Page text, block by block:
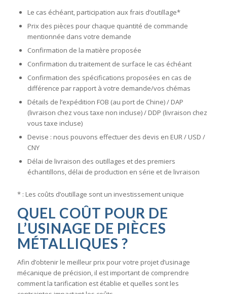
Le cas échéant, participation aux frais d’outillage*
Prix des pièces pour chaque quantité de commande
mentionnée dans votre demande
Confirmation de la matière proposée
Confirmation du traitement de surface le cas échéant
Confirmation des spécifications proposées en cas de
différence par rapport à votre demande/vos chémas
Détails de l’expédition FOB (au port de Chine) / DAP
(livraison chez vous taxe non incluse) / DDP (livraison chez
vous taxe incluse)
Devise : nous pouvons effectuer des devis en EUR / USD /
CNY
Délai de livraison des outillages et des premiers
échantillons, délai de production en série et de livraison
* : Les coûts d’outillage sont un investissement unique
QUEL COÛT POUR DE
L’USINAGE DE PIÈCES
MÉTALLIQUES ?
Afin d’obtenir le meilleur prix pour votre projet d’usinage
mécanique de précision, il est important de comprendre
comment la tarification est établie et quelles sont les